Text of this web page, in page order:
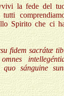
la fede del
Spirito che ci
fidem sacrátæ
sánguine